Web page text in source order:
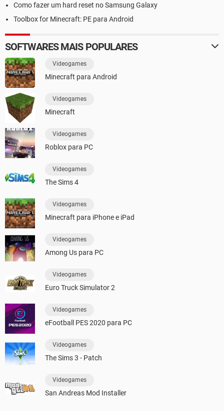
Como fazer um hard reset no Samsung Galaxy
Toolbox for Minecraft: PE para Android
SOFTWARES MAIS POPULARES
Videogames
Minecraft para Android
Videogames
Minecraft
Videogames
Roblox para PC
Videogames
The Sims 4
Videogames
Minecraft para iPhone e iPad
Videogames
Among Us para PC
Videogames
Euro Truck Simulator 2
Videogames
eFootball PES 2020 para PC
Videogames
The Sims 3 - Patch
Videogames
San Andreas Mod Installer